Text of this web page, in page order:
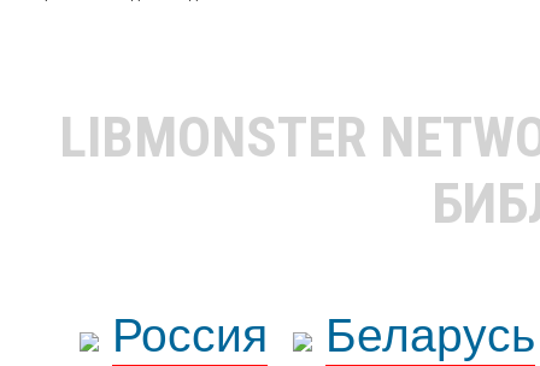
LIBMONSTER
Россия
Беларусь